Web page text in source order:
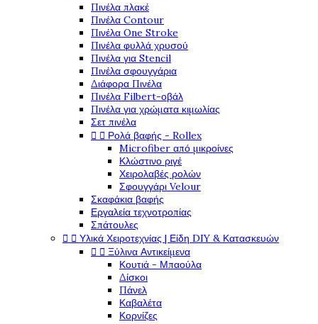
Πινέλα πλακέ
Πινέλα Contour
Πινέλα One Stroke
Πινέλα φυλλά χρυσού
Πινέλα για Stencil
Πινέλα σφουγγάρια
Διάφορα Πινέλα
Πινέλα Filbert-οβάλ
Πινέλα για χρώματα κιμωλίας
Σετ πινέλα
  Ρολά βαφής - Rollex
Microfiber από μικροίνες
Κλώστινο ριγέ
Χειρολαβές ρολών
Σφουγγάρι Velour
Σκαφάκια βαφής
Εργαλεία τεχνοτροπίας
Σπάτουλες
  Υλικά Χειροτεχνίας | Είδη DIY & Κατασκευών
  Ξύλινα Αντικείμενα
Κουτιά - Μπαούλα
Δίσκοι
Πάνελ
Καβαλέτα
Κορνίζες